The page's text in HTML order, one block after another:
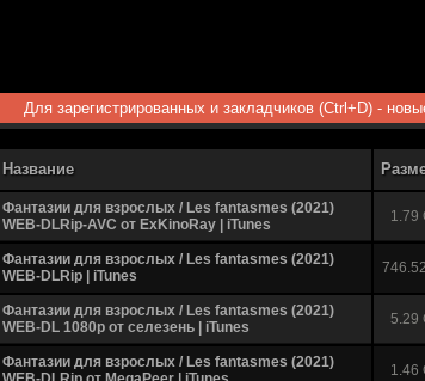
Для зарегистрированных и закладчиков (Ctrl+D) -
Название
Фантазии для взрослых / Les fantasmes (2021)
WEB-DLRip-AVC от ExKinoRay | iTunes
1.79
Фантазии для взрослых / Les fantasmes (2021)
WEB-DLRip | iTunes
Фантазии для взрослых / Les fantasmes (2021)
WEB-DL 1080p от селезень | iTunes
5.29
Фантазии для взрослых / Les fantasmes (2021)
1.46